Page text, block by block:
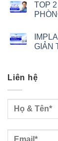
TOP
GIẢN
Liên hệ